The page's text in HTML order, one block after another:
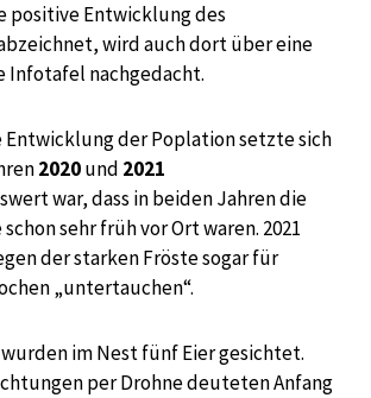
positive Entwicklung des
wird auch dort über eine
Infotafel nachgedacht.
der Poplation setzte sich
2020und 2021
war, dass in beiden Jahren die
sehr früh vor Ort waren. 2021
der starken Fröste sogar für
„untertauchen“.
wurden im Nest fünf Eier gesichtet.
per Drohne deuteten Anfang